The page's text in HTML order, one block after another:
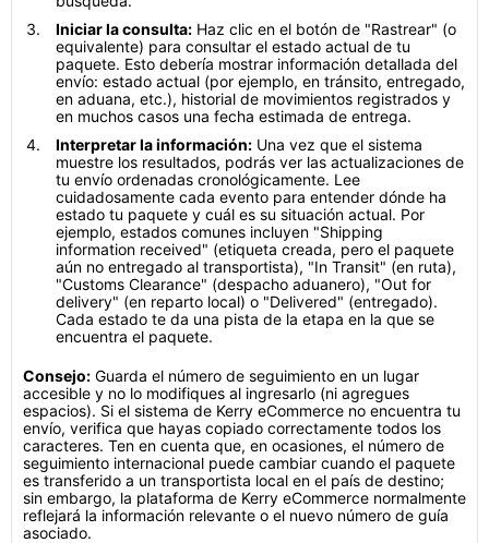
Iniciar la consulta: Haz clic en el botón de "Rastrear" (o
equivalente) para consultar el estado actual de tu
paquete. Esto debería mostrar información detallada del
envío: estado actual (por ejemplo, en tránsito, entregado,
en aduana, etc.), historial de movimientos registrados y
en muchos casos una fecha estimada de entrega.
Interpretar la información: Una vez que el sistema
muestre los resultados, podrás ver las actualizaciones de
tu envío ordenadas cronológicamente. Lee
cuidadosamente cada evento para entender dónde ha
estado tu paquete y cuál es su situación actual. Por
ejemplo, estados comunes incluyen "Shipping
information received" (etiqueta creada, pero el paquete
aún no entregado al transportista), "In Transit" (en ruta),
"Customs Clearance" (despacho aduanero), "Out for
delivery" (en reparto local) o "Delivered" (entregado).
Cada estado te da una pista de la etapa en la que se
encuentra el paquete.
Consejo: Guarda el número de seguimiento en un lugar
accesible y no lo modifiques al ingresarlo (ni agregues
espacios). Si el sistema de Kerry eCommerce no encuentra tu
envío, verifica que hayas copiado correctamente todos los
caracteres. Ten en cuenta que, en ocasiones, el número de
seguimiento internacional puede cambiar cuando el paquete
es transferido a un transportista local en el país de destino;
sin embargo, la plataforma de Kerry eCommerce normalmente
reflejará la información relevante o el nuevo número de guía
asociado.